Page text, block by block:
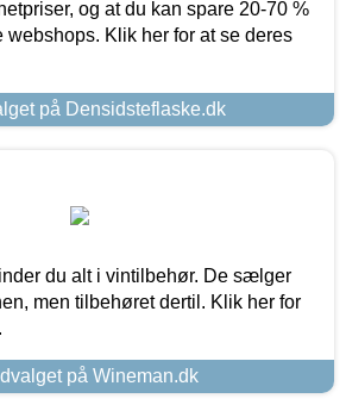
og at du kan spare 20-70 %
webshops. Klik her for at se deres
på Densidsteflaske.dk
du alt i vintilbehør. De sælger
men tilbehøret dertil. Klik her for
på Wineman.dk